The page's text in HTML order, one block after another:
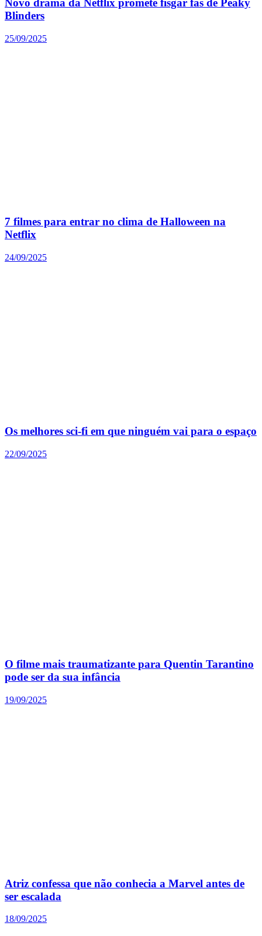
Novo drama da Netflix promete fisgar fãs de Peaky
Blinders
25/09/2025
7 filmes para entrar no clima de Halloween na
Netflix
24/09/2025
Os melhores sci-fi em que ninguém vai para o espaço
22/09/2025
O filme mais traumatizante para Quentin Tarantino
pode ser da sua infância
19/09/2025
Atriz confessa que não conhecia a Marvel antes de
ser escalada
18/09/2025